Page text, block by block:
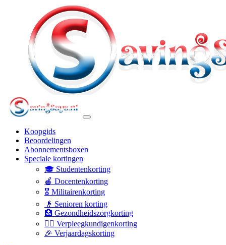
Koopgids
Beoordelingen
Abonnementsboxen
Speciale kortingen
🎓 Studentenkorting
🍎 Docentenkorting
🎖️ Militairenkorting
👴 Senioren korting
🏥 Gezondheidszorgkorting
👩‍⚕️ Verpleegkundigenkorting
🎉 Verjaardagskorting